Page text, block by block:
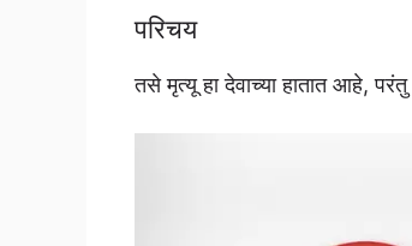
परिचय
तसे मृत्यू हा देवाच्या हातात आहे,